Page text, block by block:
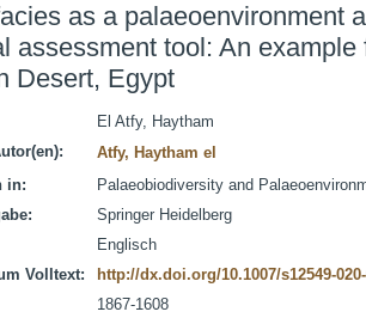
as a palaeoenvironment
assessment tool: An
Desert, Egypt
El Atfy, Haytham
Atfy, Haytham el
in:
Palaeobiodiversity and
Springer Heidelberg
Englisch
Volltext:
http://dx.doi.org/10.1007/s12549-
1867-1608